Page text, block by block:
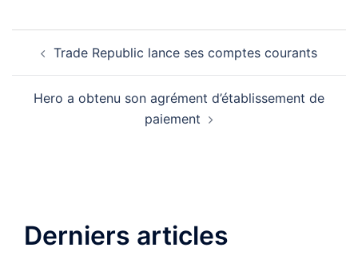
d’articleTrade Republic lance ses comptes courants
Hero a obtenu son agrément d’établissement de
paiement
Derniers articles